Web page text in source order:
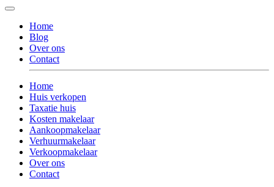
Home
Blog
Over ons
Contact
Home
Huis verkopen
Taxatie huis
Kosten makelaar
Aankoopmakelaar
Verhuurmakelaar
Verkoopmakelaar
Over ons
Contact